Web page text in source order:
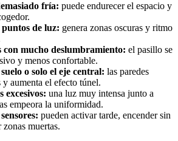
fría: puede endurecer el espacio y
de luz: genera zonas oscuras y ritmo
mucho deslumbramiento: el pasillo se
y menos confortable.
o solo el eje central: las paredes
y aumenta el efecto túnel.
excesivos: una luz muy intensa junto a
empeora la uniformidad.
pueden activar tarde, encender sin
muertas.